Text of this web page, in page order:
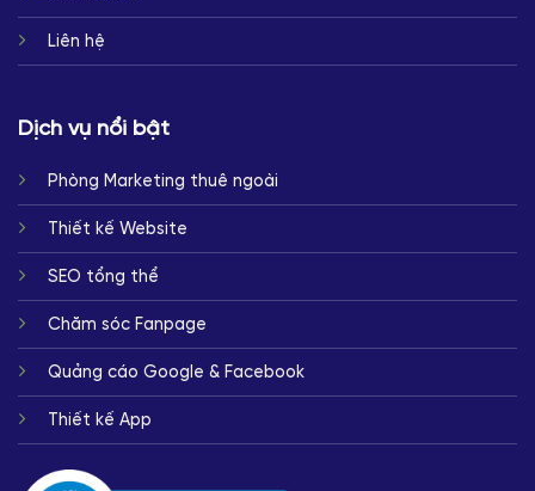
Liên hệ
Dịch vụ nổi bật
Phòng Marketing thuê ngoài
Thiết kế Website
SEO tổng thể
Chăm sóc Fanpage
Quảng cáo Google & Facebook
Thiết kế App